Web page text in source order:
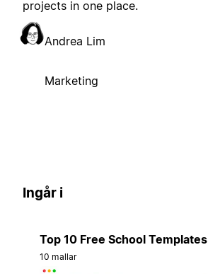
projects in one place.
Andrea Lim
Marketing
Ingår i
Top 10 Free School Templates
10 mallar